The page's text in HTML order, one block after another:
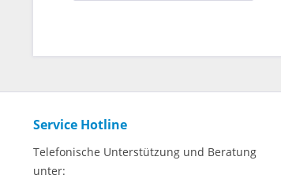
Service Hotline
Telefonische Unterstützung und Beratung
unter: